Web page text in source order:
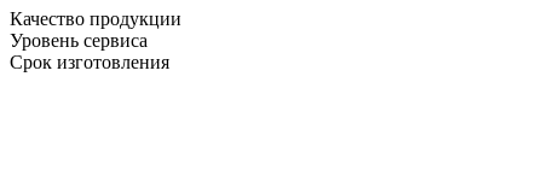
Качество продукции
Уровень сервиса
Срок изготовления